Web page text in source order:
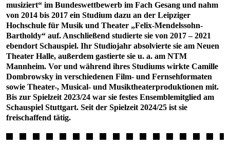
musiziert“ im Bundeswettbewerb im Fach Gesang und nahm
von 2014 bis 2017 ein Studium dazu an der Leipziger
Hochschule für Musik und Theater „Felix-Mendelssohn-
Bartholdy“ auf. Anschließend studierte sie von 2017 – 2021
ebendort Schauspiel. Ihr Studiojahr absolvierte sie am Neuen
Theater Halle, außerdem gastierte sie u. a. am NTM
Mannheim. Vor und während ihres Studiums wirkte Camille
Dombrowsky in verschiedenen Film- und Fernsehformaten
sowie Theater-, Musical- und Musiktheaterproduktionen mit.
Bis zur Spielzeit 2023/24 war sie festes Ensemblemitglied am
Schauspiel Stuttgart. Seit der Spielzeit 2024/25 ist sie
freischaffend tätig.